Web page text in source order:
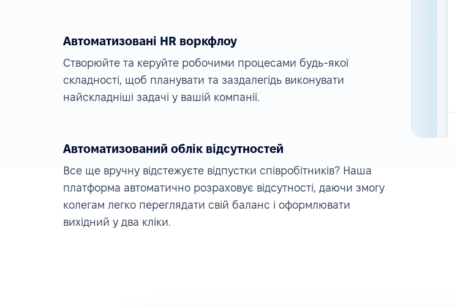
Автоматизовані HR воркфлоу
Створюйте та керуйте робочими процесами будь-якої
складності, щоб планувати та заздалегідь виконувати
найскладніші задачі у вашій компанії.
Автоматизований облік відсутностей
Все ще вручну відстежуєте відпустки співробітників? Наша
платформа автоматично розраховує відсутності, даючи змогу
колегам легко переглядати свій баланс і оформлювати
вихідний у два кліки.